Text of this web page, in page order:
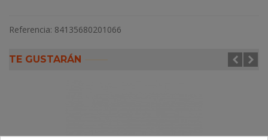
Referencia: 84135680201066
TE GUSTARÁN